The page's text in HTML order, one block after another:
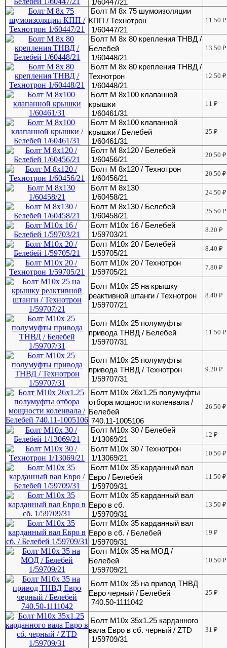
1/60447/21
Болт М 8х 75 шумоизоляции
КПП / Технотрон
1/60447/21
11.50₽
Болт М 8х 80 крепления ТНВД /
Белебей
1/60448/21
13.50₽
Болт М 8х 80 крепления ТНВД /
Технотрон
1/60448/21
12.50₽
Болт М 8х100 клапанной
крышки
1/60461/31
11₽
Болт М 8х100 клапанной
крышки / Белебей
1/60461/31
25₽
Болт М 8х120 / Белебей
1/60456/21
20.50₽
Болт М 8х120 / Технотрон
1/60456/21
20.50₽
Болт М 8х130
1/60458/21
24.50₽
Болт М 8х130 / Белебей
1/60458/21
25.50₽
Болт М10х 16 / Белебей
1/59703/21
8.20₽
Болт М10х 20 / Белебей
1/59705/21
8.40₽
Болт М10х 20 / Технотрон
1/59705/21
7.80₽
Болт М10х 25 на крышку
реактивной штанги / Технотрон
1/59707/21
8.40₽
Болт М10х 25 полумуфты
привода ТНВД / Белебей
1/59707/31
11.50₽
Болт М10х 25 полумуфты
привода ТНВД / Технотрон
1/59707/31
9.20₽
Болт М10х 26х1.25 полумуфты
отбора мощности коленвала /
Белебей
740.11-1005106
26.50₽
Болт М10х 30 / Белебей
1/13069/21
12₽
Болт М10х 30 / Технотрон
1/13069/21
10.50₽
Болт М10х 35 карданный вал
Евро / Белебей
1/59709/31
11.50₽
Болт М10х 35 карданный вал
Евро в сб.
1/59709/31
13.50₽
Болт М10х 35 карданный вал
Евро в сб. / Белебей
1/59709/31
19₽
Болт М10х 35 на МОД /
Белебей
1/59709/21
10.50₽
Болт М10х 35 на привод ТНВД
Евро черный / Белебей
740.50-1111042
25₽
Болт М10х 35х1.25 карданного
вала Евро в сб. черный / ZTD
1/59709/31
31₽